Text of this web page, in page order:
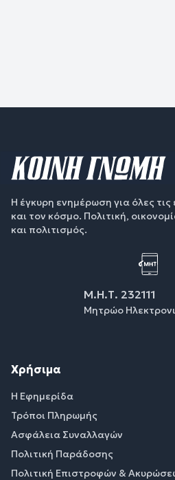
Η έγκυρη ενημέρωση για όλες τις
και τον κόσμο. Πολιτική,
και πολιτισμός.
Μ.Η.Τ. 232111
Μητρώο
Χρήσιμα
Η Εφημερίδα
Τρόποι Πληρωμής
Ασφάλεια Συναλλαγών
Πολιτική Παράδοσης
Πολιτική Επιστροφών &